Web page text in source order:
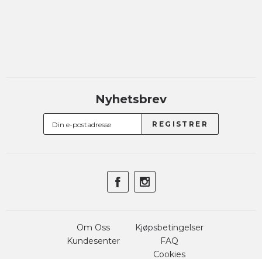
Nyhetsbrev
Om Oss
Kundesenter
Kjøpsbetingelser
FAQ
Cookies